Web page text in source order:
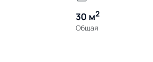
30 м2
Общая